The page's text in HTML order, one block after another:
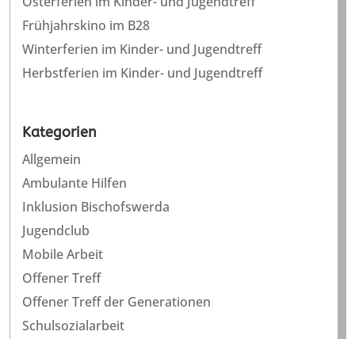
Frühjahrskino im B28
Winterferien im Kinder- und Jugendtreff
Herbstferien im Kinder- und Jugendtreff
Kategorien
Allgemein
Ambulante Hilfen
Inklusion Bischofswerda
Jugendclub
Mobile Arbeit
Offener Treff
Offener Treff der Generationen
Schulsozialarbeit